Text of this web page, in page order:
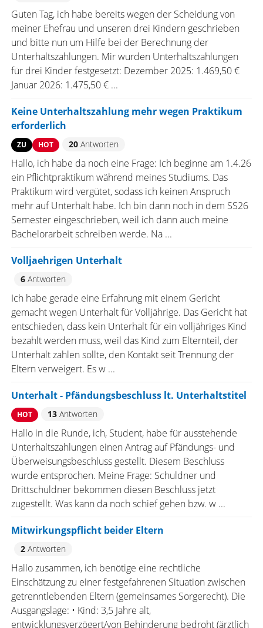
Guten Tag, ich habe bereits wegen der Scheidung von
meiner Ehefrau und unseren drei Kindern geschrieben
und bitte nun um Hilfe bei der Berechnung der
Unterhaltszahlungen. Mir wurden Unterhaltszahlungen
für drei Kinder festgesetzt: Dezember 2025: 1.469,50 €
Januar 2026: 1.475,50 € ...
Keine Unterhaltszahlung mehr wegen Praktikum
erforderlich
ZU HOT 20Antworten
Hallo, ich habe da noch eine Frage: Ich beginne am 1.4.26
ein Pflichtpraktikum während meines Studiums. Das
Praktikum wird vergütet, sodass ich keinen Anspruch
mehr auf Unterhalt habe. Ich bin dann noch in dem SS26
Semester eingeschrieben, weil ich dann auch meine
Bachelorarbeit schreiben werde. Na ...
Volljaehrigen Unterhalt
6Antworten
Ich habe gerade eine Erfahrung mit einem Gericht
gemacht wegen Unterhalt für Volljährige. Das Gericht hat
entschieden, dass kein Unterhalt für ein volljähriges Kind
bezahlt werden muss, weil das Kind zum Elternteil, der
Unterhalt zahlen sollte, den Kontakt seit Trennung der
Eltern verweigert. Es w ...
Unterhalt - Pfändungsbeschluss lt. Unterhaltstitel
HOT 13Antworten
Hallo in die Runde, ich, Student, habe für ausstehende
Unterhaltszahlungen einen Antrag auf Pfändungs- und
Überweisungsbeschluss gestellt. Diesem Beschluss
wurde entsprochen. Meine Frage: Schuldner und
Drittschuldner bekommen diesen Beschluss jetzt
zugestellt. Was kann da noch schief gehen bzw. w ...
Mitwirkungspflicht beider Eltern
2Antworten
Hallo zusammen, ich benötige eine rechtliche
Einschätzung zu einer festgefahrenen Situation zwischen
getrenntlebenden Eltern (gemeinsames Sorgerecht). Die
Ausgangslage: • Kind: 3,5 Jahre alt,
entwicklungsverzögert/von Behinderung bedroht (ärztlich